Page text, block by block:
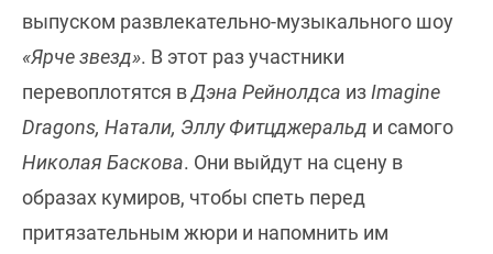
выпуском развлекательно-музыкального шоу
«Ярче звезд». В этот раз участники
перевоплотятся вДэна Рейнолдса из Imagine
Dragons, Натали, Эллу Фитцджеральд и самого
Николая Баскова. Они выйдут на сцену в
образах кумиров, чтобы спеть перед
притязательным жюри и напомнить им